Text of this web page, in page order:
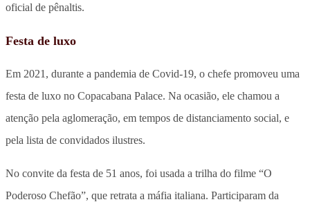
oficial de pênaltis.
Festa de luxo
Em 2021, durante a pandemia de Covid-19, o chefe promoveu uma
festa de luxo no Copacabana Palace. Na ocasião, ele chamou a
atenção pela aglomeração, em tempos de distanciamento social, e
pela lista de convidados ilustres.
No convite da festa de 51 anos, foi usada a trilha do filme “O
Poderoso Chefão”, que retrata a máfia italiana. Participaram da